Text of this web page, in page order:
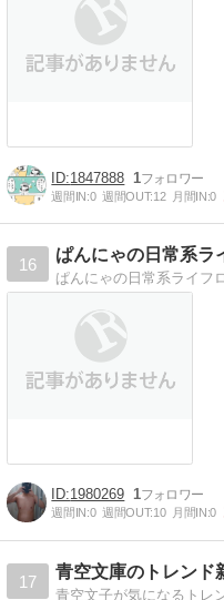
1847888 1
週間IN:0 週間OUT:12 月間IN:0
16
ぱんにゃの日常系ラ
ぱんにゃの日常系ライフ
1980269 1
週間IN:0 週間OUT:10 月間IN:0
17